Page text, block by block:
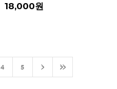
18,000원
4 5 > >>